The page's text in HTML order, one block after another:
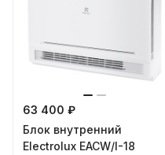
63 400 ₽
Блок внутренний
Electrolux EACW/I-18